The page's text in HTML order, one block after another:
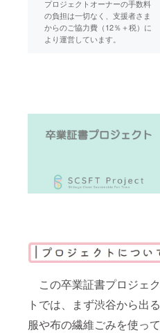
プロジェクトオーナーの手数料
の負担は一切なく、支援者さま
からのご協力費（12％＋税）に
より運営しています。
この卒業証書プロジェク
トでは、まず渋谷から出る
服や布の繊維ごみを使って